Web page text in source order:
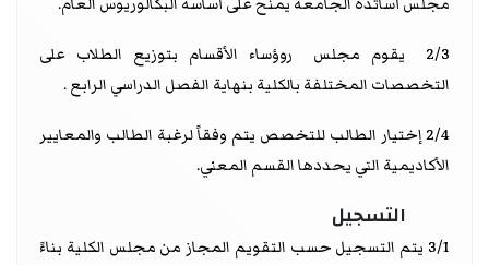
2/3 يقوم مجلس روؤساء الأقسام بتوزيع الطلاب على
التخصصات المختلفة بالكلية بنهاية الفصل الدراسي الرابع .
2/4 إختيار الطالب للتخصص يتم وفقاً لرغبة الطالب والمعايير
الأكاديمية التي يحددها القسم المعني.
التسجيل
3/1 يتم التسجيل حسب التقويم المجاز من مجلس الكلية بناءً